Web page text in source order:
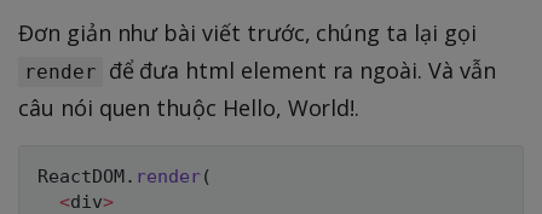
Đơn giản như bài viết trước, chúng ta lại gọi
render
để đưa html element ra ngoài. Và vẫn
câu nói quen thuộc Hello, World!.
ReactDOM. render(
<div>